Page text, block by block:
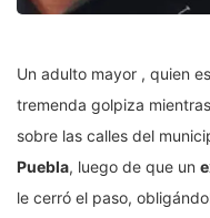
Un adulto mayor , quien
tremenda golpiza
sobre las calles del
Puebla, luego de que un
le cerró el paso,